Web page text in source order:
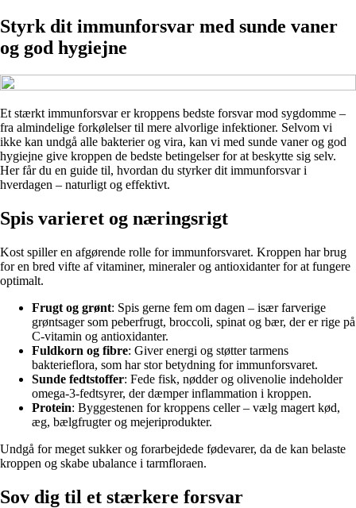
Styrk dit immunforsvar med sunde vaner
og god hygiejne
Et stærkt immunforsvar er kroppens bedste forsvar mod sygdomme –
fra almindelige forkølelser til mere alvorlige infektioner. Selvom vi
ikke kan undgå alle bakterier og vira, kan vi med sunde vaner og god
hygiejne give kroppen de bedste betingelser for at beskytte sig selv.
Her får du en guide til, hvordan du styrker dit immunforsvar i
hverdagen – naturligt og effektivt.
Spis varieret og næringsrigt
Kost spiller en afgørende rolle for immunforsvaret. Kroppen har brug
for en bred vifte af vitaminer, mineraler og antioxidanter for at fungere
optimalt.
Frugt og grønt: Spis gerne fem om dagen – især farverige
grøntsager som peberfrugt, broccoli, spinat og bær, der er rige på
C-vitamin og antioxidanter.
Fuldkorn og fibre: Giver energi og støtter tarmens
bakterieflora, som har stor betydning for immunforsvaret.
Sunde fedtstoffer: Fede fisk, nødder og olivenolie indeholder
omega-3-fedtsyrer, der dæmper inflammation i kroppen.
Protein: Byggestenen for kroppens celler – vælg magert kød,
æg, bælgfrugter og mejeriprodukter.
Undgå for meget sukker og forarbejdede fødevarer, da de kan belaste
kroppen og skabe ubalance i tarmfloraen.
Sov dig til et stærkere forsvar